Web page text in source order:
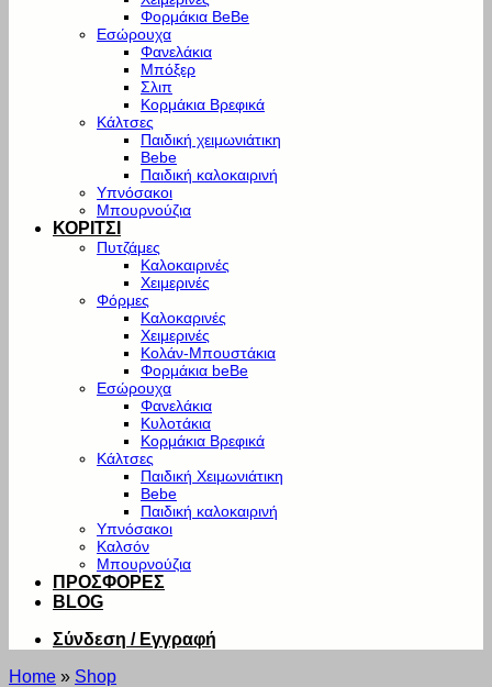
Φορμάκια BeBe
Εσώρουχα
Φανελάκια
Μπόξερ
Σλιπ
Κορμάκια Βρεφικά
Κάλτσες
Παιδική χειμωνιάτικη
Bebe
Παιδική καλοκαιρινή
Υπνόσακοι
Μπουρνούζια
ΚΟΡΙΤΣΙ
Πυτζάμες
Καλοκαιρινές
Χειμερινές
Φόρμες
Καλοκαρινές
Χειμερινές
Κολάν-Μπουστάκια
Φορμάκια beBe
Εσώρουχα
Φανελάκια
Κυλοτάκια
Κορμάκια Βρεφικά
Κάλτσες
Παιδική Χειμωνιάτικη
Bebe
Παιδική καλοκαιρινή
Υπνόσακοι
Καλσόν
Μπουρνούζια
ΠΡΟΣΦΟΡΕΣ
BLOG
Σύνδεση / Εγγραφή
Home » Shop